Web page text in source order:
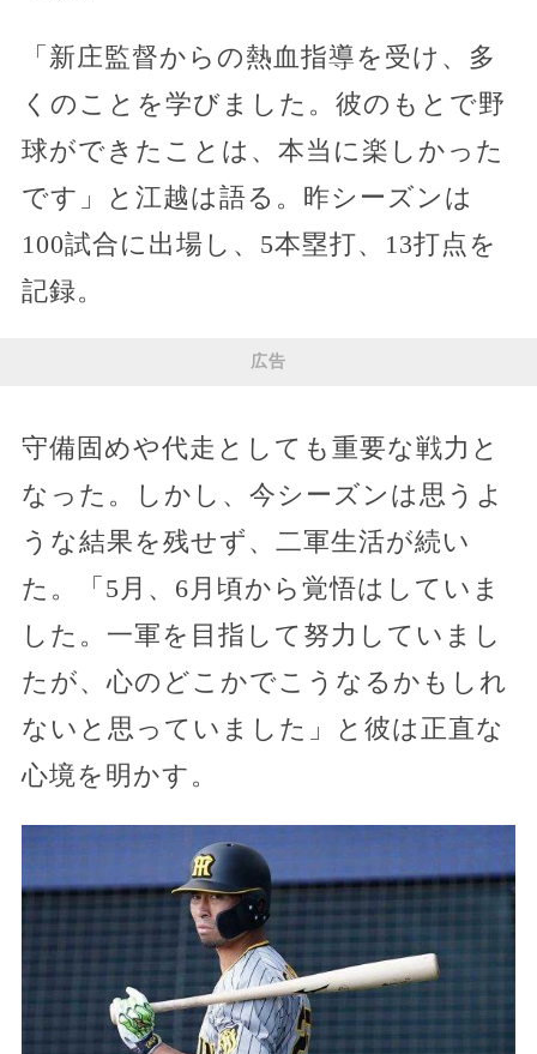
「新庄監督からの熱血指導を受け、多
くのことを学びました。彼のもとで野
球ができたことは、本当に楽しかった
です」と江越は語る。昨シーズンは
100試合に出場し、5本塁打、13打点を
記録。
広告
守備固めや代走としても重要な戦力と
なった。しかし、今シーズンは思うよ
うな結果を残せず、二軍生活が続い
た。「5月、6月頃から覚悟はしていま
した。一軍を目指して努力していまし
たが、心のどこかでこうなるかもしれ
ないと思っていました」と彼は正直な
心境を明かす。